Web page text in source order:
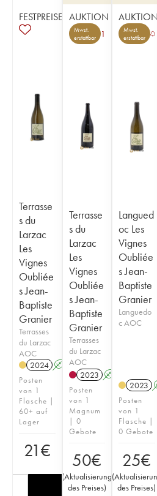
FESTPREISE
Terrasse
s du
Larzac
Les
Vignes
Oubliée
s Jean-
Baptiste
Granier
Terrasses
du Larzac
AOC
2024 A
Posten
von 1
Flasche |
60+ auf
Lager
21€
AUKTION
Mwst.
erstattbar
1
Terrasse
s du
Larzac
Les
Vignes
Oubliée
s Jean-
Baptiste
Granier
Terrasses
du Larzac
AOC
2023 A
Posten
von 1
Magnum
| 0
Gebote
50€
(Aktualisierung
des Preises)
AUKTION
Mwst.
erstattbar
Langued
oc Les
Vignes
Oubliée
s Jean-
Baptiste
Granier
Languedo
c AOC
2023
Posten
von 1
Flasche |
0 Gebote
25€
(
des Preises)